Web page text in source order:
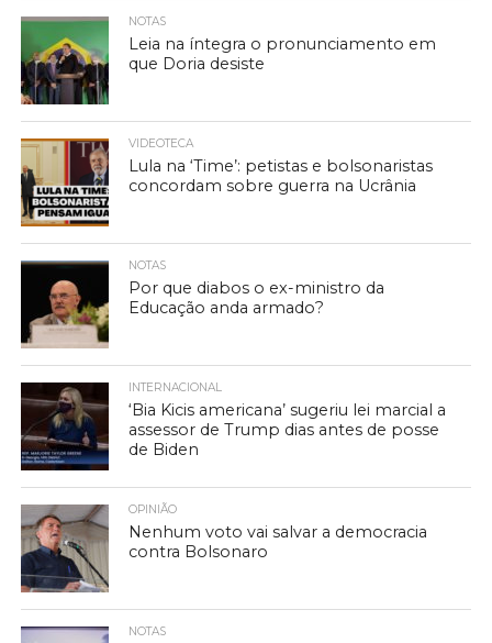
NOTAS
Leia na íntegra o pronunciamento em
que Doria desiste
VIDEOTECA
Lula na ‘Time’: petistas e bolsonaristas
concordam sobre guerra na Ucrânia
NOTAS
Por que diabos o ex-ministro da
Educação anda armado?
INTERNACIONAL
‘Bia Kicis americana’ sugeriu lei marcial a
assessor de Trump dias antes de posse
de Biden
OPINIÃO
Nenhum voto vai salvar a democracia
contra Bolsonaro
NOTAS